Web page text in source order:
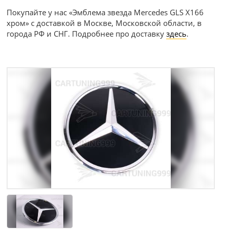
Покупайте у нас «Эмблема звезда Mercedes GLS X166
хром» с доставкой в Москве, Московской области, в
города РФ и СНГ. Подробнее про доставкуздесь.